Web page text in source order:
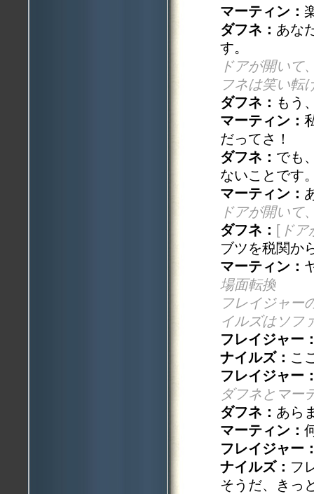
マーティン：
ダフネ： あな
す。
ドアが開いて
フネは笑い転
ダフネ： もう
マーティン：
だってさ！
ダフネ： でも
ないことです
マーティン：
ドアが開いて
ダフネ： [ ド
ブツを税関か
マーティン：
場面転換
フレイジャー
イルズはソフ
フレイジャー
ナイルズ： こ
フレイジャー
ダフネとマー
ダフネ： あら
マーティン：
フレイジャー
ナイルズ： フ
そうだ、きっ